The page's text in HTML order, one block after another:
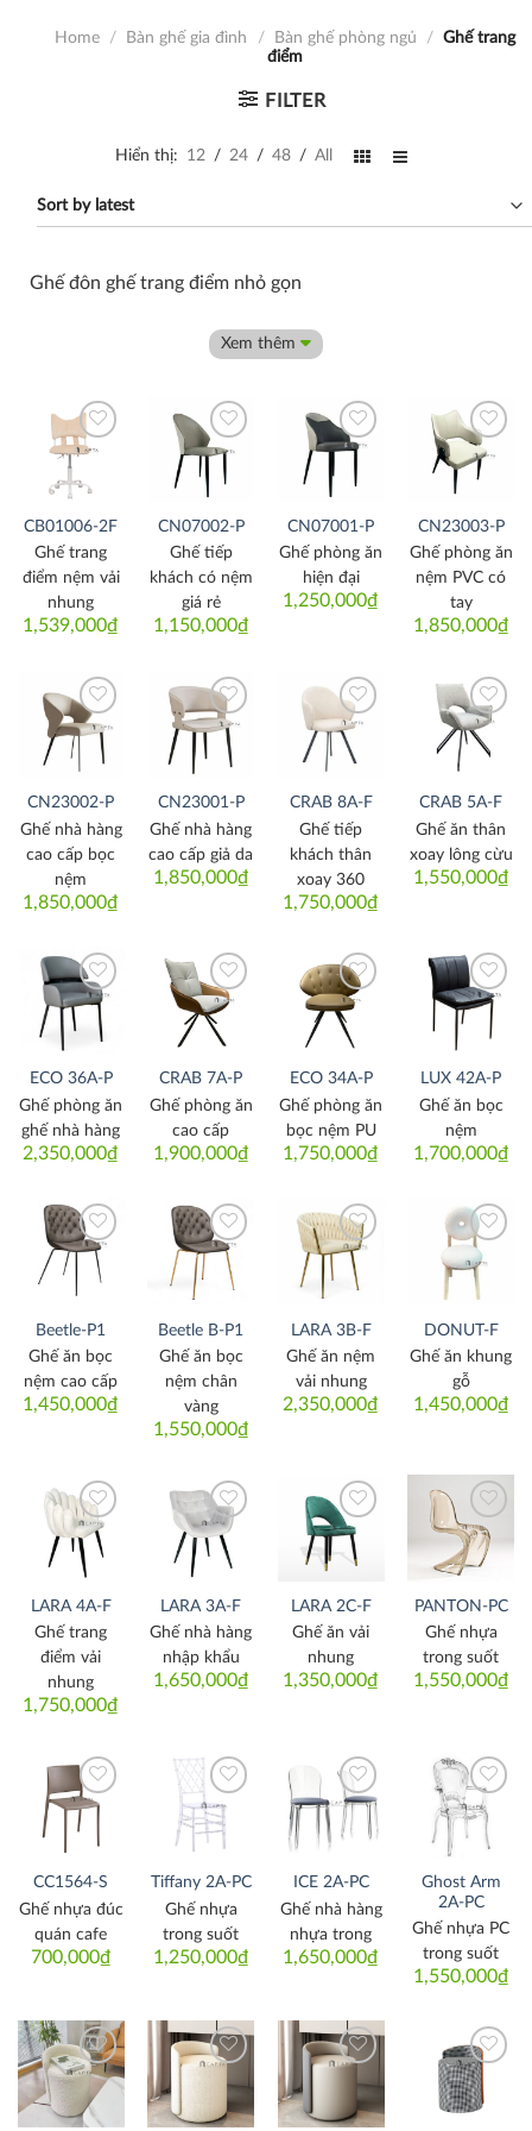
Home / Bàn ghế gia đình / Bàn ghế phòng ngủ / Ghế trang
điểm
FILTER
Hiển thị: 12 / 24 / 48 / All
Ghế đôn ghế trang điểm nhỏ gọn
Xem thêm
CB01006-2F
1,539,000₫
Ghế trang
điểm nệm vải
nhung
Thích
CN07002-P
1,150,000₫
Ghế tiếp
khách có nệm
giá rẻ
Thích
CN07001-P
1,250,000₫
Ghế phòng ăn
hiện đại
Thích
CN23003-P
1,850,000₫
Ghế phòng ăn
nệm PVC có
tay
Thích
CN23002-P
1,850,000₫
Ghế nhà hàng
cao cấp bọc
nệm
Thích
CN23001-P
1,850,000₫
Ghế nhà hàng
cao cấp giả da
Thích
CRAB 8A-F
1,750,000₫
Ghế tiếp
khách thân
xoay 360
Thích
CRAB 5A-F
1,550,000₫
Ghế ăn thân
xoay lông cừu
Thích
ECO 36A-P
2,350,000₫
Ghế phòng ăn
ghế nhà hàng
Thích
CRAB 7A-P
1,900,000₫
Ghế phòng ăn
cao cấp
Thích
ECO 34A-P
1,750,000₫
Ghế phòng ăn
bọc nệm PU
Thích
LUX 42A-P
1,700,000₫
Ghế ăn bọc
nệm
Thích
Beetle-P1
1,450,000₫
Ghế ăn bọc
nệm cao cấp
Thích
Beetle B-P1
1,550,000₫
Ghế ăn bọc
nệm chân
vàng
Thích
LARA 3B-F
2,350,000₫
Ghế ăn nệm
vải nhung
Thích
DONUT-F
1,450,000₫
Ghế ăn khung
gỗ
Thích
LARA 4A-F
1,750,000₫
Ghế trang
điểm vải
nhung
Thích
LARA 3A-F
1,650,000₫
Ghế nhà hàng
nhập khẩu
Thích
LARA 2C-F
1,350,000₫
Ghế ăn vải
nhung
Thích
PANTON-PC
1,550,000₫
Ghế nhựa
trong suốt
Thích
CC1564-S
700,000₫
Ghế nhựa đúc
quán cafe
Thích
Tiffany 2A-PC
1,250,000₫
Ghế nhựa
trong suốt
Thích
ICE 2A-PC
1,650,000₫
Ghế nhà hàng
nhựa trong
Thích
Ghost Arm
2A-PC
1,550,000₫
Ghế nhựa PC
trong suốt
Thích Thích Thích